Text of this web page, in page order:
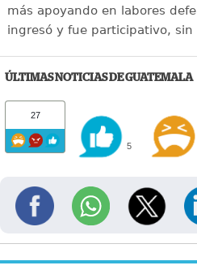
más apoyando en labores
ingresó y fue participativo, sin
ÚLTIMAS NOTICIAS DE GUATEMALA
27
5